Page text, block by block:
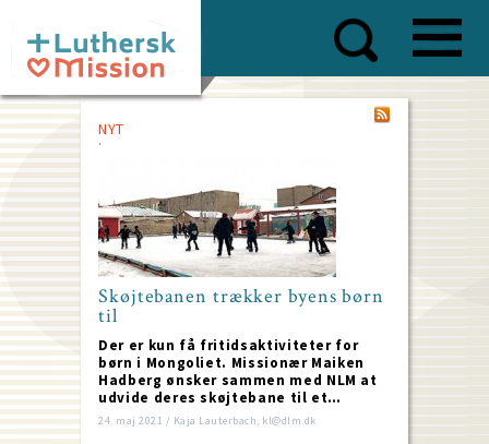
main
content
NYT
Skøjtebanen trækker byens børn
til
Der er kun få fritidsaktiviteter for
børn i Mongoliet. Missionær Maiken
Hadberg ønsker sammen med NLM at
udvide deres skøjtebane til et…
24. maj 2021 / Kaja Lauterbach, kl@dlm.dk